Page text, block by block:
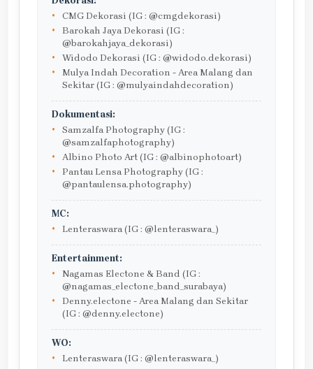
CMG Dekorasi (IG : @cmgdekorasi)
Barokah Jaya Dekorasi (IG :
@barokahjaya_dekorasi)
Widodo Dekorasi (IG : @widodo.dekorasi)
Mulya Indah Decoration - Area Malang dan
Sekitar (IG : @mulyaindahdecoration)
Dokumentasi:
Samzalfa Photography (IG :
@samzalfaphotography)
Albino Photo Art (IG : @albinophotoart)
Pantau Lensa Photography (IG :
@pantaulensa.photography)
MC:
Lenteraswara (IG : @lenteraswara_)
Entertainment:
Nagamas Electone & Band (IG :
@nagamas_electone_band_surabaya)
Denny.electone - Area Malang dan Sekitar
(IG : @denny.electone)
WO:
Lenteraswara (IG : @lenteraswara_)